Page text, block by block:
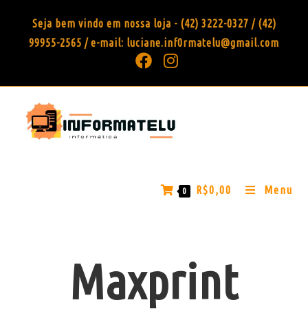
Seja bem vindo em nossa loja - (42) 3222-0327 / (42)
99955-2565 / e-mail: luciane.inf0rmatelu@gmail.com
0 R$0,00 Menu
Maxprint